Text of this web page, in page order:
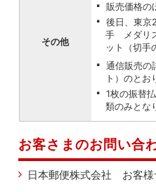
その他
販売価格の
後日、東京
手 メダリ
ット（切手
通信販売の
ト）のとお
1枚の振替
類のみとな
お客さまのお問い合
日本郵便株式会社 お客様